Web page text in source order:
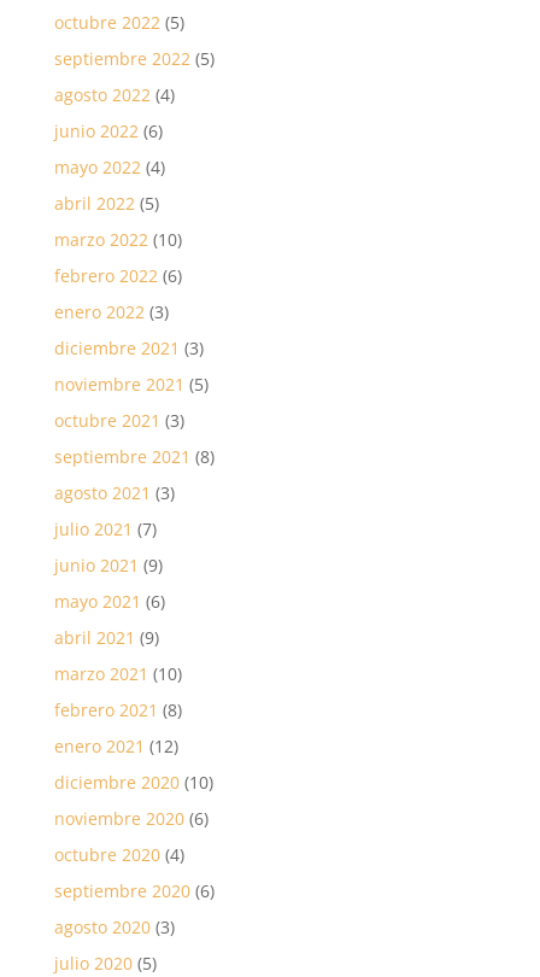
octubre 2022(5)
septiembre 2022(5)
agosto 2022(4)
junio 2022(6)
mayo 2022(4)
abril 2022(5)
marzo 2022(10)
febrero 2022(6)
enero 2022(3)
diciembre 2021 (3)
noviembre 2021 (5)
octubre 2021 (3)
septiembre 2021 (8)
agosto 2021 (3)
julio 2021 (7)
junio 2021 (9)
mayo 2021 (6)
abril 2021 (9)
marzo 2021 (10)
febrero 2021 (8)
enero 2021 (12)
diciembre 2020(10)
noviembre 2020(6)
octubre 2020(4)
septiembre 2020(6)
agosto 2020(3)
julio 2020(5)